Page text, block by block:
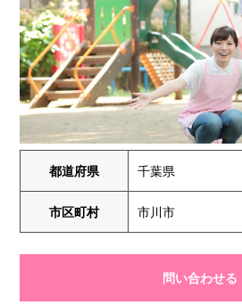
都道府県 千葉県
市区町村 市川市
問い合わせる